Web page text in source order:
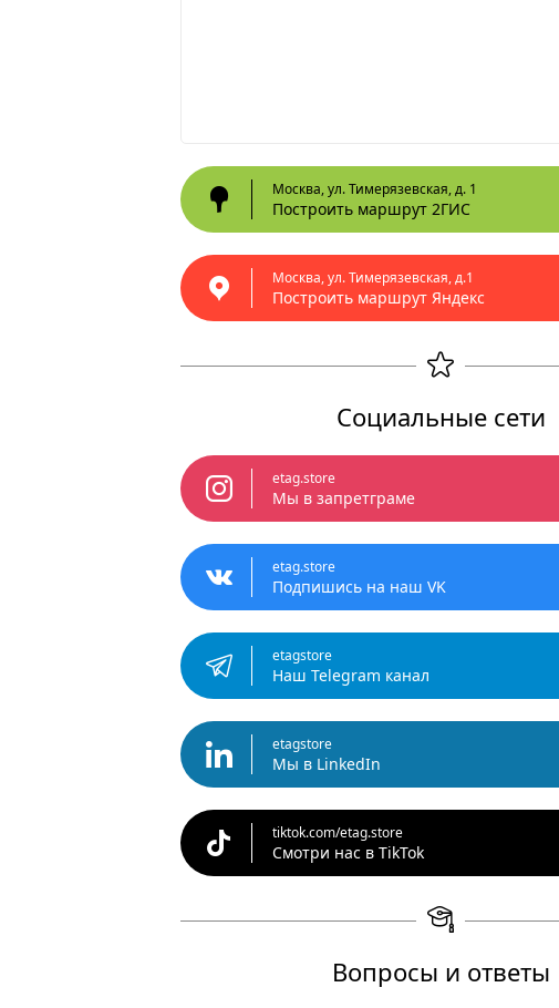
Москва, ул. Тимерязевская, д. 1
Построить маршрут 2ГИС
Москва, ул. Тимерязевская, д.1
Построить маршрут Яндекс
Социальные сети
etag.store
Мы в запретграме
etag.store
Подпишись на наш VK
etagstore
Наш Telegram канал
etagstore
Мы в LinkedIn
tiktok.com/etag.store
Смотри нас в TikTok
Вопросы и ответы